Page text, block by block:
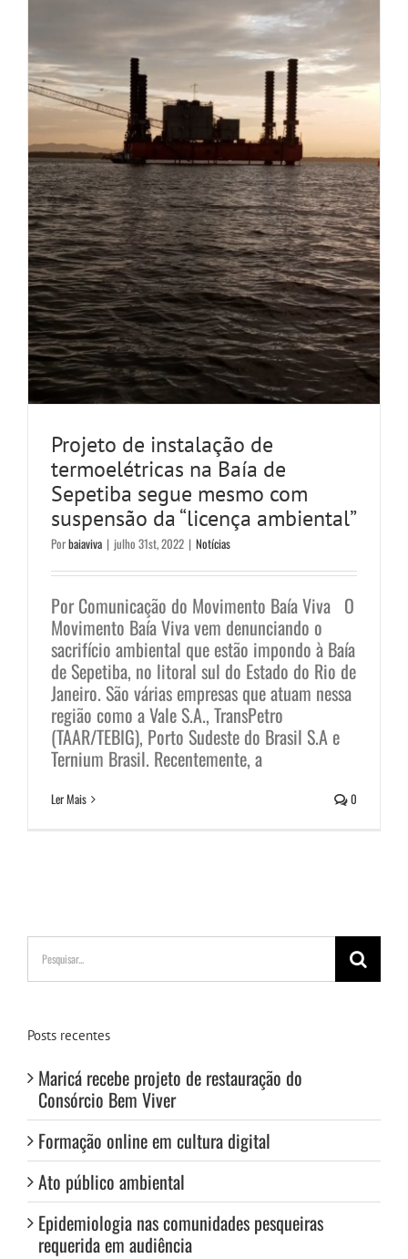
Projeto de instalação de
termoelétricas na Baía de
Sepetiba segue mesmo com
suspensão da “licença ambiental”
Porbaiaviva | julho 31st, 2022 | Notícias
Por Comunicação do Movimento Baía Viva O
Movimento Baía Viva vem denunciando o
sacrifício ambiental que estão impondo à Baía
de Sepetiba, no litoral sul do Estado do Rio de
Janeiro. São várias empresas que atuam nessa
região como a Vale S.A., TransPetro
(TAAR/TEBIG), Porto Sudeste do Brasil S.A e
Ternium Brasil. Recentemente, a
Ler Mais 0
Buscar
resultados
para:
Posts recentes
Maricá recebe projeto de restauração do
Consórcio Bem Viver
Formação online em cultura digital
Ato público ambiental
Epidemiologia nas comunidades pesqueiras
requerida em audiência